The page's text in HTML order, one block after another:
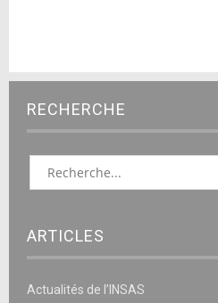
RECHERCHE
ARTICLES
Actualités de l’INSAS